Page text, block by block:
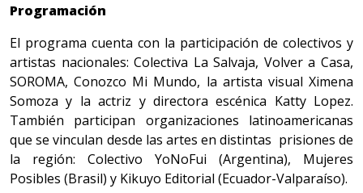
Programación
El programa cuenta con la participación de colectivos y
artistas nacionales: Colectiva La Salvaja, Volver a Casa,
SOROMA, Conozco Mi Mundo, la artista visual Ximena
Somoza y la actriz y directora escénica Katty Lopez.
También participan organizaciones latinoamericanas
que se vinculan desde las artes en distintas prisiones de
la región: Colectivo YoNoFui (Argentina), Mujeres
Posibles (Brasil) y Kikuyo Editorial (Ecuador-Valparaíso).